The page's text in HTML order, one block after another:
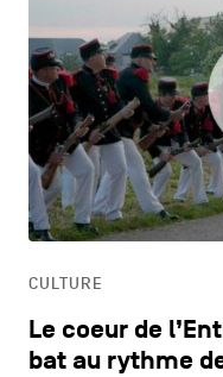
CULTURE
Le coeur de
bat au rythme